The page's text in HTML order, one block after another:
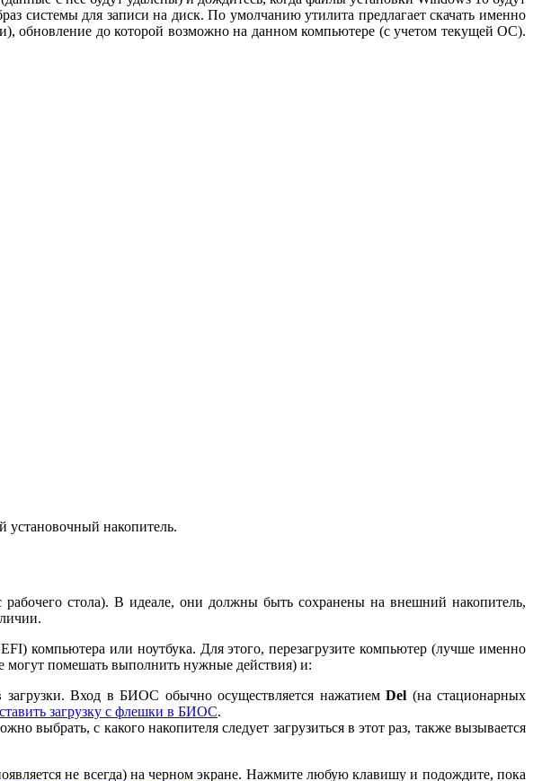
системы для записи на диск. По умолчанию утилита предлагает скачать именно
обновление до которой возможно на данном компьютере (с учетом текущей ОС).
установочный накопитель.
стола). В идеале, они должны быть сохранены на внешний накопитель,
компьютера или ноутбука. Для этого, перезагрузите компьютер (лучше именно
могут помешать выполнить нужные действия) и:
Вход в БИОС обычно осуществляется нажатием Del (на стационарных
загрузку с флешки в БИОС.
выбрать, с какого накопителя следует загрузиться в этот раз, также вызывается
не всегда) на черном экране. Нажмите любую клавишу и подождите, пока